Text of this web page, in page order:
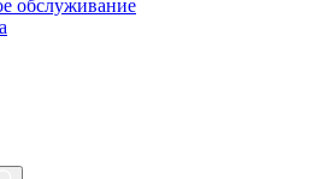
обслуживание